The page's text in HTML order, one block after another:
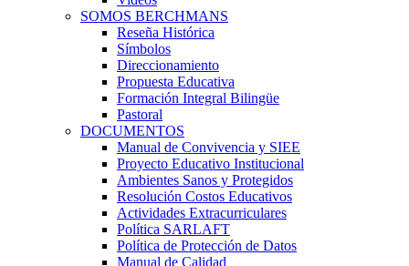
SOMOS BERCHMANS
Reseña Histórica
Símbolos
Direccionamiento
Propuesta Educativa
Formación Integral Bilingüe
Pastoral
DOCUMENTOS
Manual de Convivencia y SIEE
Proyecto Educativo Institucional
Ambientes Sanos y Protegidos
Resolución Costos Educativos
Actividades Extracurriculares
Política SARLAFT
Política de Protección de Datos
Manual de Calidad